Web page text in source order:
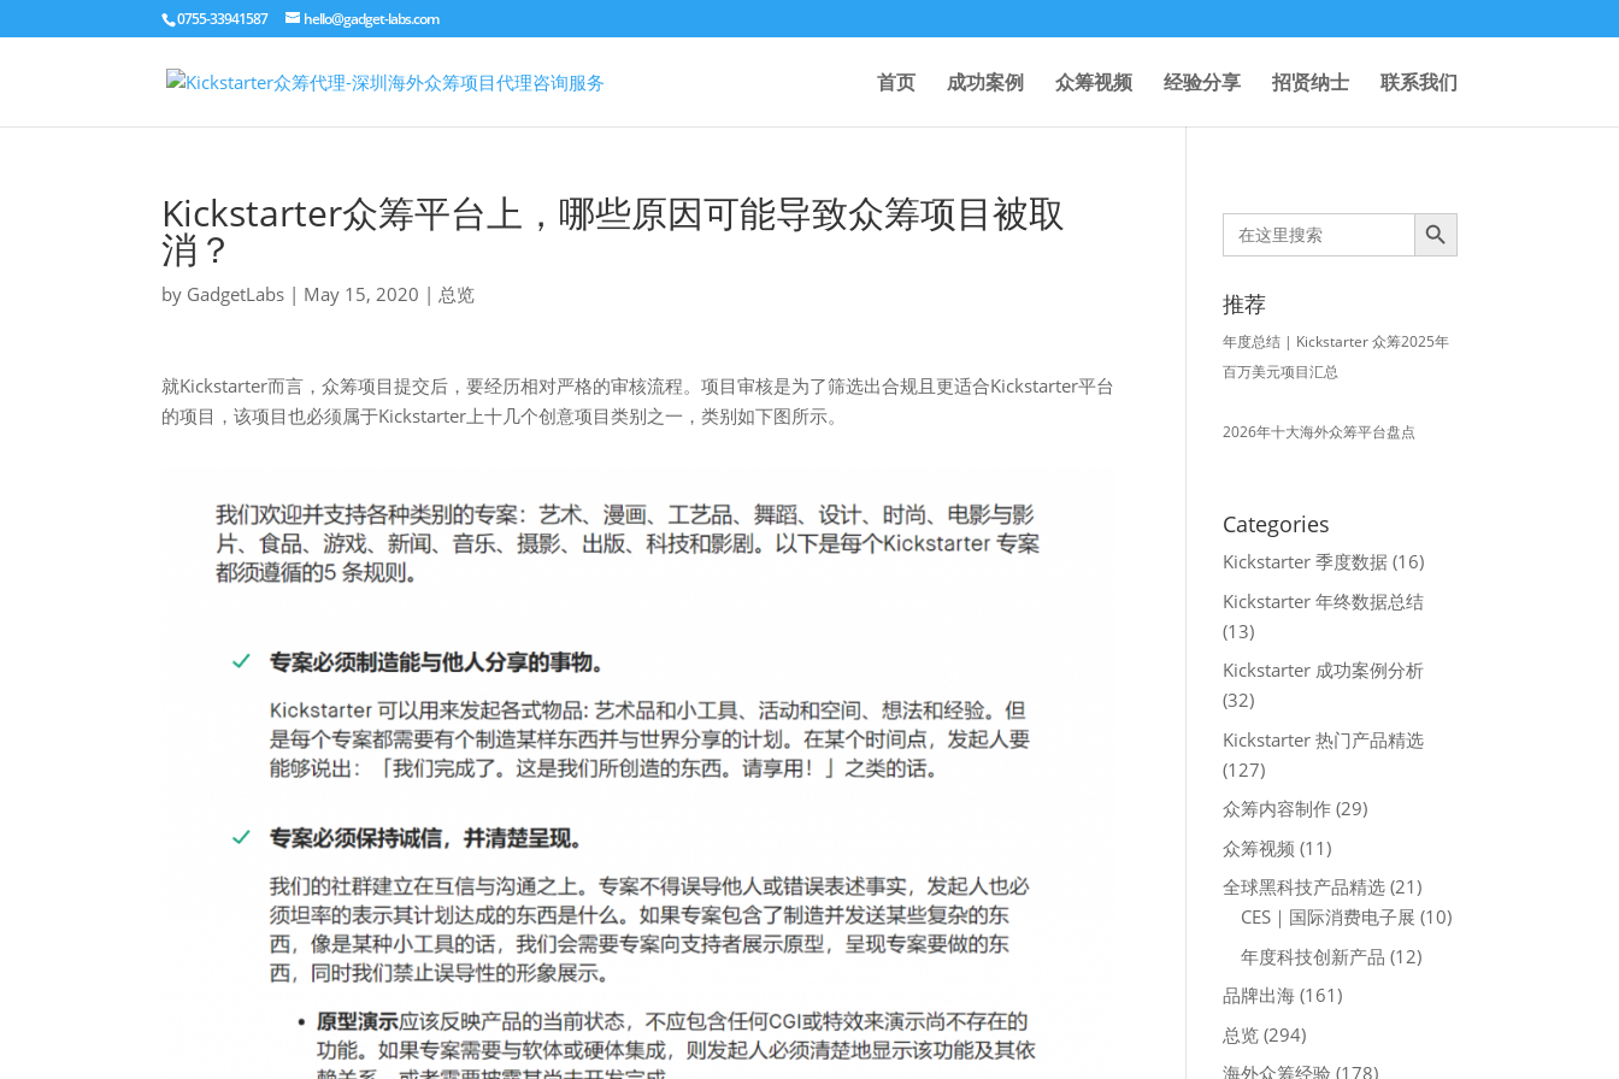
0755-33941587 hello@gadget-labs.com
首页 成功案例 众筹视频 经验分享 招贤纳士 联系我们
Kickstarter众筹平台上，哪些原因可能导致众筹项目被取
消？
by GadgetLabs | May 15, 2020 |总览
就Kickstarter而言，众筹项目提交后，要经历相对严格的审核流程。项目审核是为了筛选出合规且更适合Kickstarter平台
的项目，该项目也必须属于Kickstarter上十几个创意项目类别之一，类别如下图所示。
Search
for:
Search Button
推荐
年度总结 | Kickstarter 众筹2025年
百万美元项目汇总
2026年十大海外众筹平台盘点
Categories
Kickstarter 季度数据 (16)
Kickstarter 年终数据总结
(13)
Kickstarter 成功案例分析
(32)
Kickstarter 热门产品精选
(127)
众筹内容制作 (29)
众筹视频 (11)
全球黑科技产品精选 (21)
CES｜国际消费电子展 (10)
年度科技创新产品 (12)
品牌出海 (161)
总览 (294)
海外众筹经验 (178)